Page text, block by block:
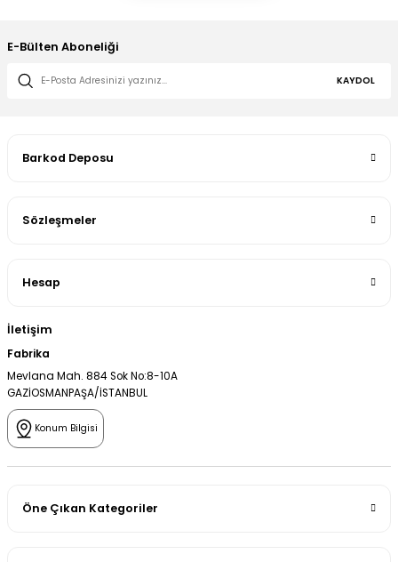
E-Bülten Aboneliği
KAYDOL
Barkod Deposu
Sözleşmeler
Hesap
İletişim
Fabrika
Mevlana Mah. 884 Sok No:8-10A
GAZİOSMANPAŞA/İSTANBUL
Konum Bilgisi
Öne Çıkan Kategoriler